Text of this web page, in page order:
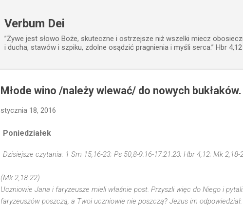
Verbum Dei
”Żywe jest słowo Boże, skuteczne i ostrzejsze niż wszelki miecz
i ducha, stawów i szpiku, zdolne osądzić pragnienia i myśli serca.” Hbr 4,12
Młode wino /należy wlewać/ do nowych bukłaków.
stycznia 18, 2016
Poniedziałek
Dzisiejsze czytania: 1 Sm 15,16-23; Ps 50,8-9.16-17.21.23; Hbr 4,12; Mk 2,18-
(Mk 2,18-22)
Uczniowie Jana i faryzeusze mieli właśnie post. Przyszli więc do Niego i
faryzeuszów poszczą, a Twoi uczniowie nie poszczą? Jezus im